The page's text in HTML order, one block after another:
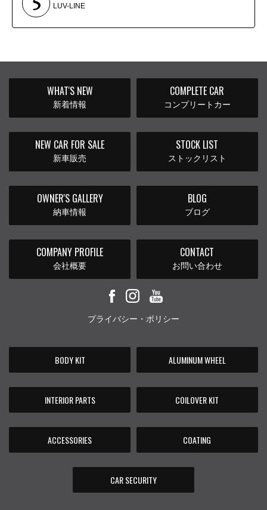
LUV-LINE
WHAT'S NEW
新着情報
COMPLETE CAR
コンプリートカー
NEW CAR FOR SALE
新車販売
STOCK LIST
ストックリスト
OWNER'S GALLERY
納車情報
BLOG
ブログ
COMPANY PROFILE
会社概要
CONTACT
お問い合わせ
プライバシー・ポリシー
BODY KIT ALUMINUM WHEEL
INTERIOR PARTS COILOVER KIT
ACCESSORIES COATING
CAR SECURITY